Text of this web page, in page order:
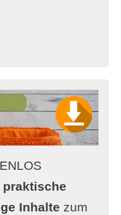
praktische
Inhalte zum